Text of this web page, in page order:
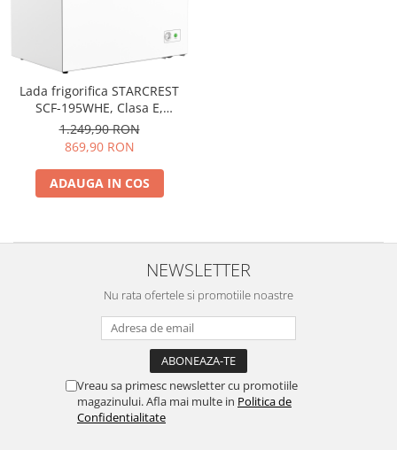
Lada frigorifica STARCREST
SCF-195WHE, Clasa E,
Capacitate 195L, Sistem
convertibil - functie frigider,
Termostat reglabil, Alb
1.249,90 RON
869,90 RON
ADAUGA IN COS
NEWSLETTER
Nu rata ofertele si promotiile noastre
Vreau sa primesc newsletter cu promotiile
magazinului. Afla mai multe in Politica de
Confidentialitate